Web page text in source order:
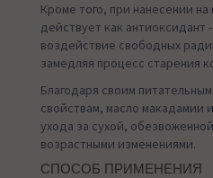
Кроме того, при нанесении
действует как антиоксидант
воздействие свободных
замедляя процесс старения
Благодаря своим
свойствам, масло макадамии
ухода за сухой,
возрастными изменениями.
СПОСОБ ПРИМЕНЕНИЯ